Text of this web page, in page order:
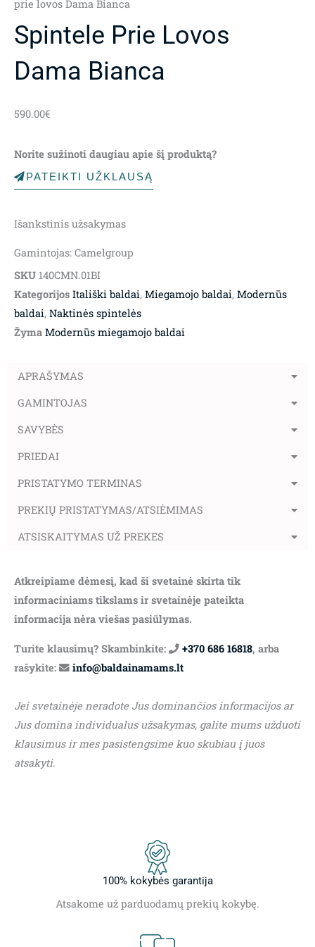
prie lovos Dama Bianca
Spintele Prie Lovos
Dama Bianca
590.00€
Norite sužinoti daugiau apie šį produktą?
PATEIKTI UŽKLAUSĄ
Išankstinis užsakymas
Gamintojas: Camelgroup
SKU 140CMN.01BI
Kategorijos Itališki baldai, Miegamojo baldai, Modernūs
baldai, Naktinės spintelės
Žyma Modernūs miegamojo baldai
APRAŠYMAS
GAMINTOJAS
SAVYBĖS
PRIEDAI
PRISTATYMO TERMINAS
PREKIŲ PRISTATYMAS/ATSIĖMIMAS
ATSISKAITYMAS UŽ PREKES
Atkreipiame dėmesį, kad ši svetainė skirta tik
informaciniams tikslams ir svetainėje pateikta
informacija nėra viešas pasiūlymas.
Turite klausimų? Skambinkite: +370 686 16818, arba
rašykite:
info@baldainamams.lt
Jei svetainėje neradote Jus dominančios informacijos ar
Jus domina individualus užsakymas, galite mums užduoti
klausimus ir mes pasistengsime kuo skubiau į juos
atsakyti.
100% kokybės garantija
Atsakome už parduodamų prekių kokybę.